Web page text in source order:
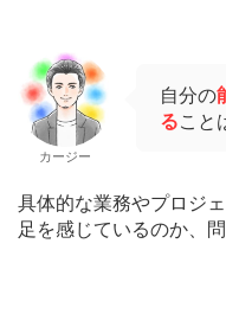
カージー
自分の
ること
具体的な業務やプロジ
足を感じているのか、